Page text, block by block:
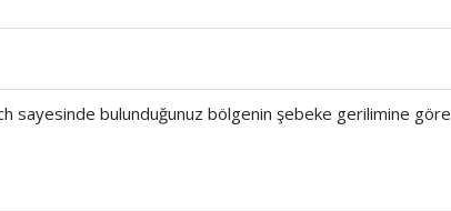
sayesinde bulunduğunuz bölgenin şebeke gerilimine göre